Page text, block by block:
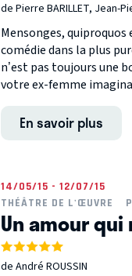
de Pierre BARILLET, Jean-
Mensonges,
comédie dans la plus
n’est pas toujours une
votre ex-femme
En savoir plus
14/05/15 - 12/07/15
THÉÂTRE DE L'ŒUVRE
Un amour
de André ROUSSIN